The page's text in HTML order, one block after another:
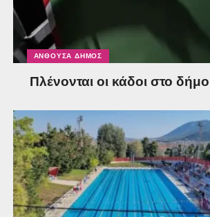
ΑΝΘΟΎΣΑ ΔΉΜΟΣ
Πλένονται οι κάδοι στο